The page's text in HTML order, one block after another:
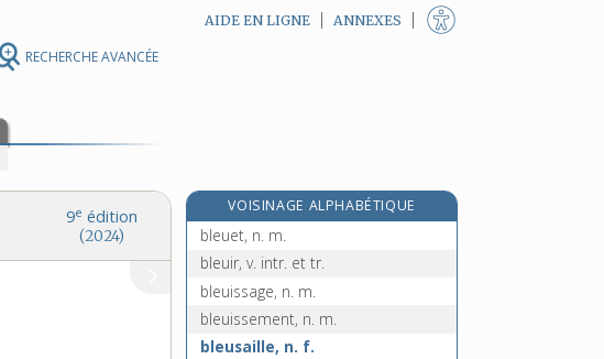
RECHERCHE AVANCÉE
AIDE EN LIGNE ANNEXES
9e édition
(2024)
VOISINAGE ALPHABÉTIQUE
bleuâtre, adj.
bleuet, n. m.
bleuir, v. intr. et tr.
bleuissage, n. m.
bleuissement, n. m.
bleusaille, n. f.